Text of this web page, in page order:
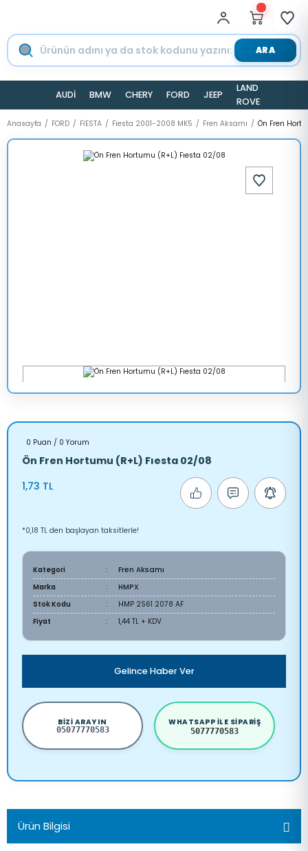
ARA
AUDİ BMW CHERY FORD JEEP
LAND
ROVER
Anasayfa FORD FİESTA Fiesta 2001-2008 MK5 Fren Aksamı Ön Fren
0 Puan / 0 Yorum
Ön Fren Hortumu (R+L) Fıesta 02/08
1,73 TL
*0,18 TL den başlayan taksitlerle!
Kategori
Fren Aksamı
Marka
HMPX
Stok Kodu
HMP 2S61 2078 AF
Fiyat
1,44 TL + KDV
Gelince Haber Ver
BIZI ARAYIN
05077770583
WHATSAPP ILE SIPARIŞ
5077770583
Ürün Bilgisi